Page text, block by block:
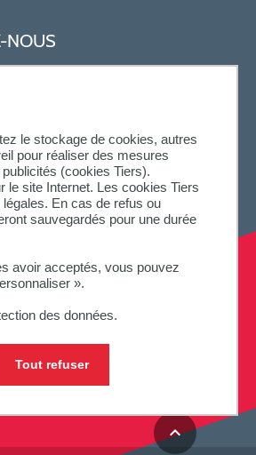
le stockage de cookies, autres
pour réaliser des mesures
(cookies Tiers).
le site Internet. Les cookies Tiers
En cas de refus ou
sauvegardés pour une durée
avoir acceptés, vous pouvez
».
des données.
Tout refuser
NOUS